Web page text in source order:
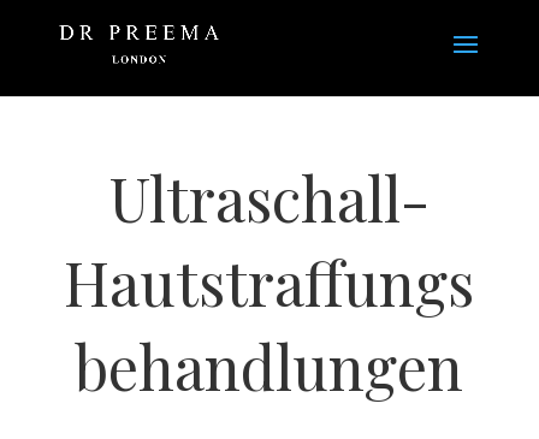
Ultraschall-
Hautstraffungs
behandlungen